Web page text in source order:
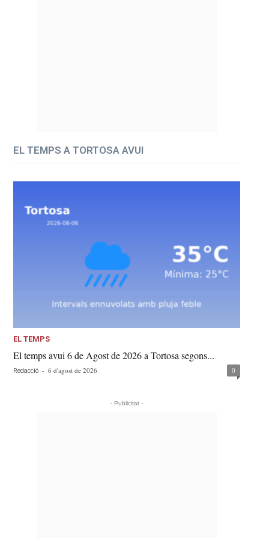
EL TEMPS A TORTOSA AVUI
EL TEMPS
El temps avui 6 de Agost de 2026 a Tortosa segons...
Redacció - 6 d'agost de 2026 0
- Publicitat -